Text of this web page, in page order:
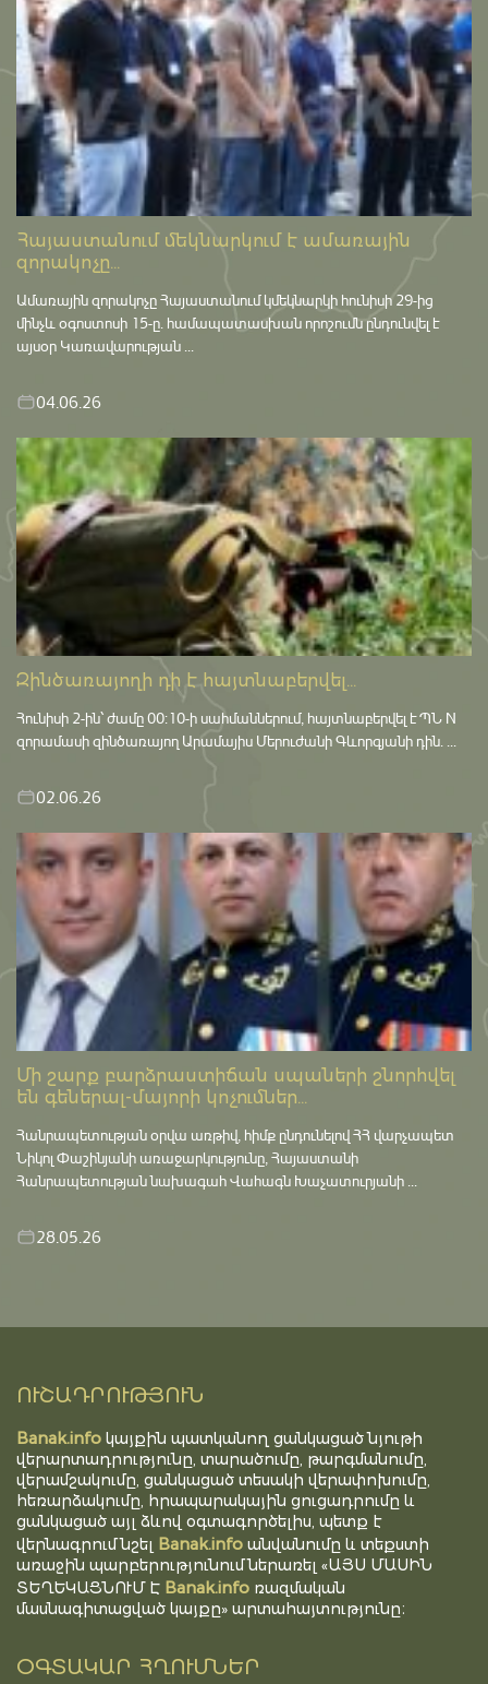
Հայաստանում մեկնարկում է ամառային
զորակոչը...
Ամառային զորակոչը Հայաստանում կմեկնարկի հունիսի 29-ից
մինչև օգոստոսի 15-ը․ համապատասխան որոշումն ընդունվել է
այսօր Կառավարության ...
04.06.26
Զինծառայողի դի է հայտնաբերվել...
Հունիսի 2-ին՝ ժամը 00:10-ի սահմաններում, հայտնաբերվել է ՊՆ N
զորամասի զինծառայող Արամայիս Մերուժանի Գևորգյանի դին. ...
02.06.26
Մի շարք բարձրաստիճան սպաների շնորհվել
են գեներալ-մայորի կոչումներ...
Հանրապետության օրվա առթիվ, հիմք ընդունելով ՀՀ վարչապետ
Նիկոլ Փաշինյանի առաջարկությունը, Հայաստանի
Հանրապետության նախագահ Վահագն Խաչատուրյանի ...
28.05.26
ՈՒՇԱԴՐՈՒԹՅՈՒՆ
Banak.info կայքին պատկանող ցանկացած նյութի
վերարտադրությունը, տարածումը, թարգմանումը,
վերամշակումը, ցանկացած տեսակի վերափոխումը,
հեռարձակումը, հրապարակային ցուցադրումը և
ցանկացած այլ ձևով օգտագործելիս, պետք է
վերնագրում նշել Banak.info անվանումը և տեքստի
առաջին պարբերությունում ներառել «ԱՅՍ ՄԱՍԻՆ
ՏԵՂԵԿԱՑՆՈՒՄ Է Banak.info ռազմական
մասնագիտացված կայքը» արտահայտությունը։
ՕԳՏԱԿԱՐ ՀՂՈՒՄՆԵՐ